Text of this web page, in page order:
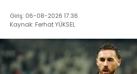
Giriş: 06-08-2026 17:36
Kaynak: Ferhat YÜKSEL